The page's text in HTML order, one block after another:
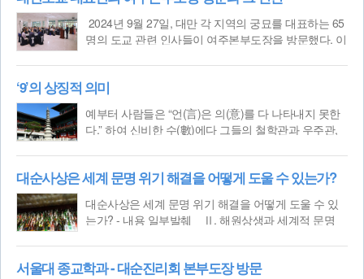
2024년 9월 27일, 대만 각 지역의 궁묘를 대표하는 65
명의 도교 관련 인사들이 여주본부도장을 방문했다. 이
궁(北港朝天宮), 서라복흥궁(西螺福興宮),
‘9’의 상징적 의미
예부터 사람들은 “언(言)은 의(意)를 다 나타내지 못한
다.” 하여 신비한 수(數)에다 그들의 철학관과 우주관,
낼 수 없었기 때문에 은유적이고 상징적 언어인 숫자
대순사상은 세계 문명 위기 해결을 어떻게 도울 수 있는가?
대순사상은 세계 문명 위기 해결을 어떻게 도울 수 있
는가? - 내용 일부발췌 ​Ⅱ. 해원상생과 세계적 문명
로운 차원의 종| 기획 - 불멸
서울대 종교학과 - 대순진리회 본부도장 방문